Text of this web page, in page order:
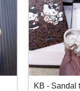
KB - Sandal